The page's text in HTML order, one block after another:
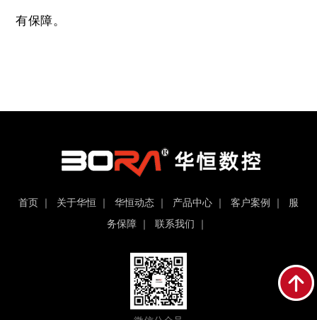
有保障。
首页 ｜ 关于华恒 ｜ 华恒动态 ｜ 产品中心 ｜ 客户案例 ｜ 服
务保障 ｜ 联系我们 ｜